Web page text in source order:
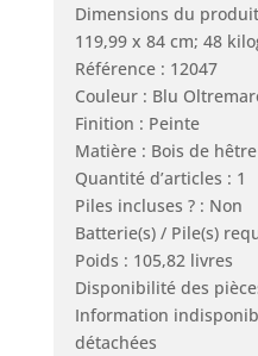
Dimensions du
119,99 x 84 cm; 48
Référence : 12047
Couleur : Blu
Finition : Peinte
Matière : Bois de hêtre
Quantité d’articles : 1
Piles incluses ? : Non
Batterie(s) / Pile(s)
Poids : 105,82 livres
Disponibilité des
Information
détachées